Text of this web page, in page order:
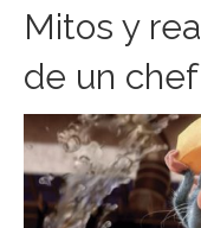
Mitos y
de un chef